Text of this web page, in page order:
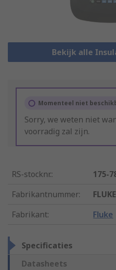
Bekijk alle
Momenteel niet
Sorry, we weten niet
voorradig zal zijn.
RS-stocknr.:
175-
Fabrikantnummer:
Fabrikant: Fluke
Specificaties
Datasheets